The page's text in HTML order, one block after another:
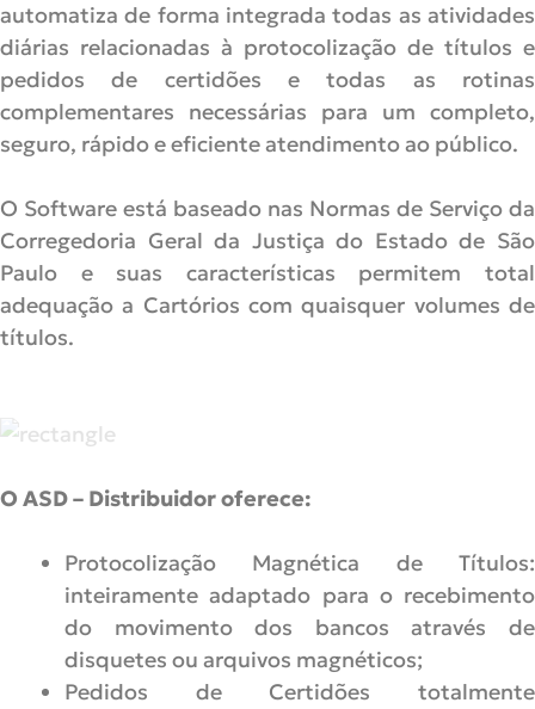
automatiza de forma integrada todas as atividades
diárias relacionadas à protocolização de títulos e
pedidos de certidões e todas as rotinas
complementares necessárias para um completo,
seguro, rápido e eficiente atendimento ao público.
O Software está baseado nas Normas de Serviço da
Corregedoria Geral da Justiça do Estado de São
Paulo e suas características permitem total
adequação a Cartórios com quaisquer volumes de
títulos.
O ASD – Distribuidor oferece:
Protocolização Magnética de Títulos:
inteiramente adaptado para o recebimento
do movimento dos bancos através de
disquetes ou arquivos magnéticos;
Pedidos de Certidões totalmente